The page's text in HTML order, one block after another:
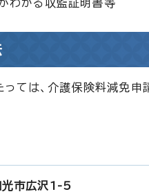
わかる収監証明書等
ては、介護保険料減免
市広沢1-5